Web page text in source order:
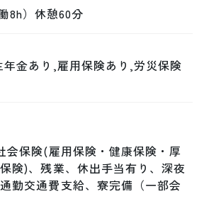
8h）休憩60分
金あり,雇用保険あり,労災保険
会保険(雇用保険・健康保険・厚
険)、残業、休出手当有り、深夜
勤交通費支給、寮完備（一部会